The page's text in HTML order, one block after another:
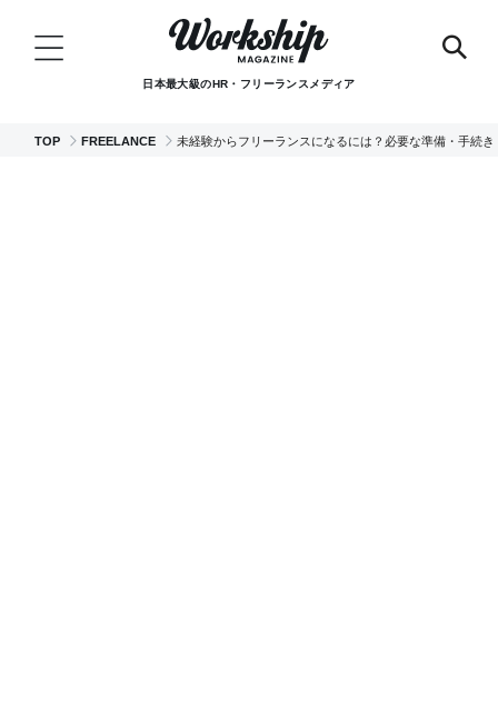
日本最大級のHR・フリーランスメディア
TOP FREELANCE 未経験からフリーランスになるには？必要な準備・手続